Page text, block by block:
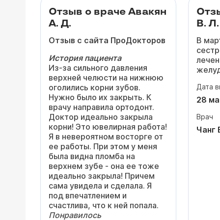
Отзыв о враче Авакян
А. Д.
Отзыв с сайта ПроДокторов
История пациента
Из-за сильного давления
верхней челюсти на нижнюю
оголились корни зубов.
Нужно было их закрыть. К
врачу направила ортодонт.
Доктор идеально закрыла
корни! Это ювелирная работа!
Я в невероятном восторге от
ее работы. При этом у меня
была видна пломба на
верхнем зубе - она ее тоже
идеально закрыла! Причем
сама увидела и сделала. Я
под впечатлением и
счастлива, что к ней попала.
Понравилось
В. Л.
В
был
Дата
28
Врач
Чанг